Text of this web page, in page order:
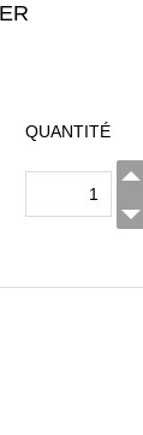
QUANTITÉ